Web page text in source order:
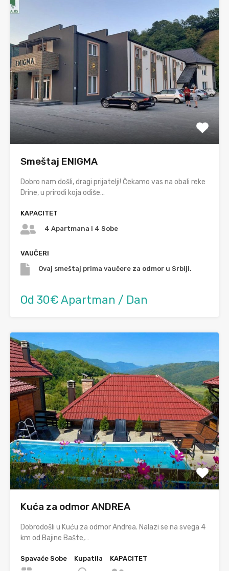
Smeštaj ENIGMA
Dobro nam došli, dragi prijatelji! Čekamo vas na obali reke
Drine, u prirodi koja odiše…
KAPACITET
4 Apartmana i 4 Sobe
VAUČERI
Ovaj smeštaj prima vaučere za odmor u Srbiji.
Od 30€ Apartman / Dan
Kuća za odmor ANDREA
Dobrodošli u Kuću za odmor Andrea. Nalazi se na svega 4
km od Bajine Bašte,…
Spavaće Sobe
Kupatila
KAPACITET